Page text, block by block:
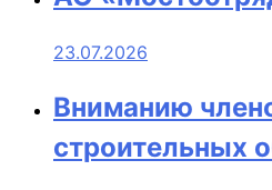
23.07.2026
Вниманию
строительных